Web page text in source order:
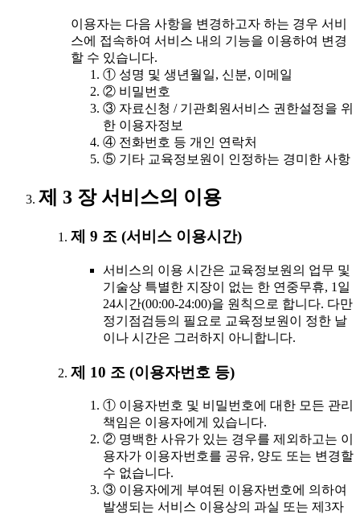
이용자는 다음 사항을 변경하고자 하는 경우 서비
스에 접속하여 서비스 내의 기능을 이용하여 변경
할 수 있습니다.
① 성명 및 생년월일, 신분, 이메일
② 비밀번호
③ 자료신청 / 기관회원서비스 권한설정을 위
한 이용자정보
④ 전화번호 등 개인 연락처
⑤ 기타 교육정보원이 인정하는 경미한 사항
제 3 장 서비스의 이용
제 9 조 (서비스 이용시간)
서비스의 이용 시간은 교육정보원의 업무 및
기술상 특별한 지장이 없는 한 연중무휴, 1일
24시간(00:00-24:00)을 원칙으로 합니다. 다만
정기점검등의 필요로 교육정보원이 정한 날
이나 시간은 그러하지 아니합니다.
제 10 조 (이용자번호 등)
① 이용자번호 및 비밀번호에 대한 모든 관리
책임은 이용자에게 있습니다.
② 명백한 사유가 있는 경우를 제외하고는 이
용자가 이용자번호를 공유, 양도 또는 변경할
수 없습니다.
③ 이용자에게 부여된 이용자번호에 의하여
발생되는 서비스 이용상의 과실 또는 제3자